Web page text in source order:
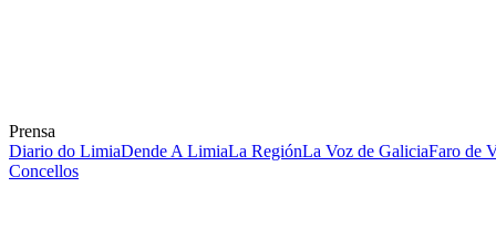
Prensa
Diario do LimiaDende A LimiaLa RegiónLa Voz de GaliciaFaro de
Concellos